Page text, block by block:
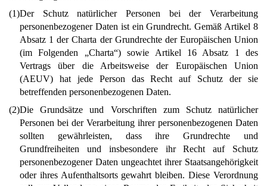
(1)Der Schutz natürlicher Personen bei der Verarbeitung
personenbezogener Daten ist ein Grundrecht. Gemäß Artikel 8
Absatz 1 der Charta der Grundrechte der Europäischen Union
(im Folgenden „Charta“) sowie Artikel 16 Absatz 1 des
Vertrags über die Arbeitsweise der Europäischen Union
(AEUV) hat jede Person das Recht auf Schutz der sie
betreffenden personenbezogenen Daten.
(2)Die Grundsätze und Vorschriften zum Schutz natürlicher
Personen bei der Verarbeitung ihrer personenbezogenen Daten
sollten gewährleisten, dass ihre Grundrechte und
Grundfreiheiten und insbesondere ihr Recht auf Schutz
personenbezogener Daten ungeachtet ihrer Staatsangehörigkeit
oder ihres Aufenthaltsorts gewahrt bleiben. Diese Verordnung